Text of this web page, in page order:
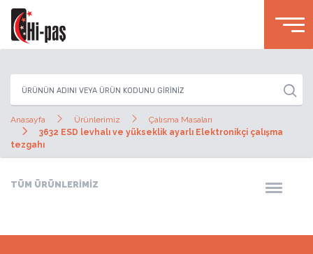
Anasayfa Ürünlerimiz
Çalısma Masaları
3632 ESD levhalı ve yükseklik ayarlı Elektronikçi çalışma
tezgahı
TÜM ÜRÜNLERİMİZ